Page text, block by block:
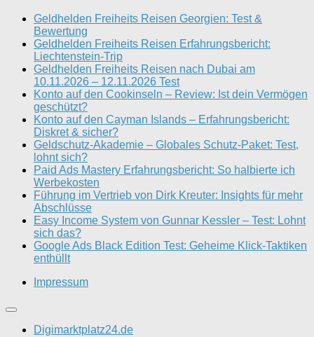
Geldhelden Freiheits Reisen Georgien: Test &
Bewertung
Geldhelden Freiheits Reisen Erfahrungsbericht:
Liechtenstein-Trip
Geldhelden Freiheits Reisen nach Dubai am
10.11.2026 – 12.11.2026 Test
Konto auf den Cookinseln – Review: Ist dein Vermögen
geschützt?
Konto auf den Cayman Islands – Erfahrungsbericht:
Diskret & sicher?
Geldschutz-Akademie – Globales Schutz-Paket: Test,
lohnt sich?
Paid Ads Mastery Erfahrungsbericht: So halbierte ich
Werbekosten
Führung im Vertrieb von Dirk Kreuter: Insights für mehr
Abschlüsse
Easy Income System von Gunnar Kessler – Test: Lohnt
sich das?
Google Ads Black Edition Test: Geheime Klick-Taktiken
enthüllt
Impressum
Digimarktplatz24.de